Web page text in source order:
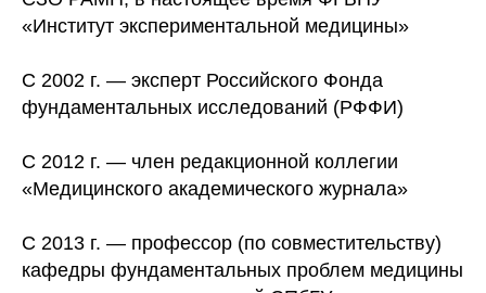
«Институт экспериментальной медицины»
С 2002 г. — эксперт Российского Фонда
фундаментальных исследований (РФФИ)
С 2012 г. — член редакционной коллегии
«Медицинского академического журнала»
С 2013 г. — профессор (по совместительству)
кафедры фундаментальных проблем медицины